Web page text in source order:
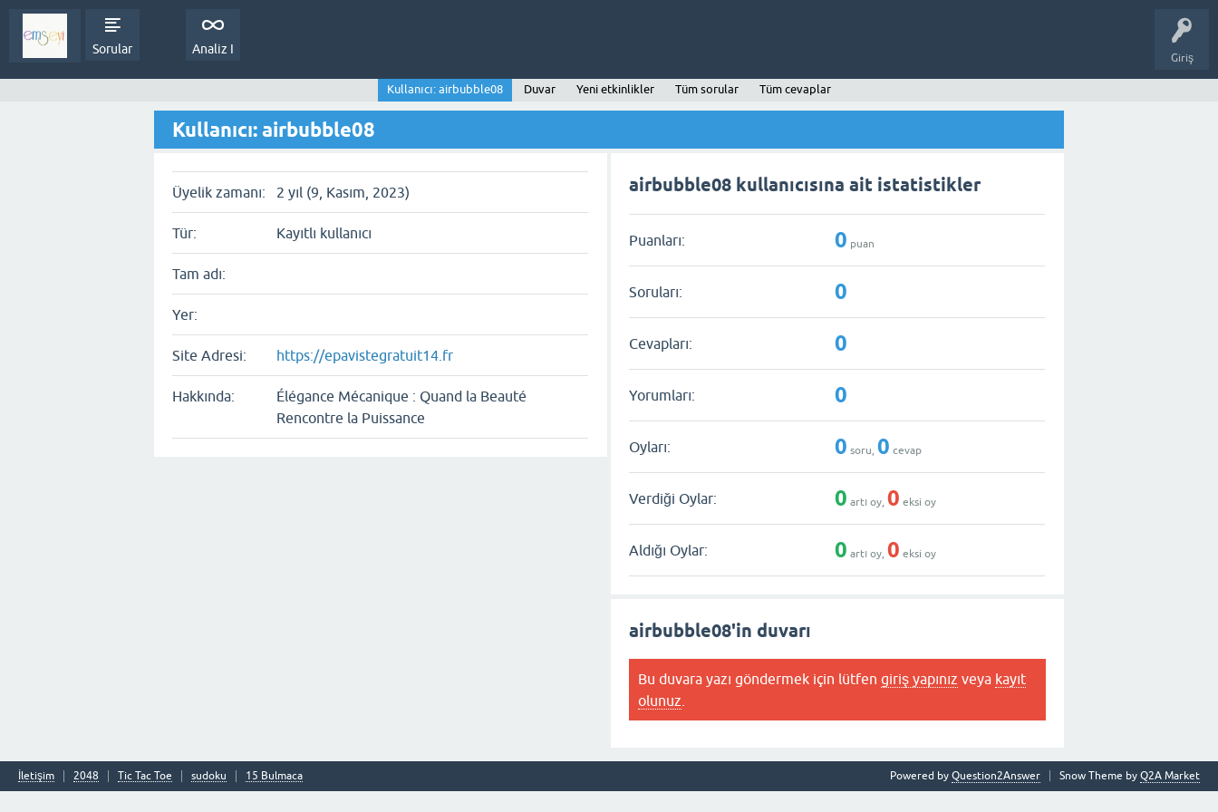
Giriş
Sorular Analiz I
Kullanıcı: airbubble08 Duvar Yeni etkinlikler Tüm sorular Tüm cevaplar
Kullanıcı: airbubble08
Üyelik zamanı: 2 yıl (9, Kasım, 2023)
Tür: Kayıtlı kullanıcı
Tam adı:
Yer:
Site Adresi: https://epavistegratuit14.fr
Hakkında:
Élégance Mécanique : Quand la Beauté
Rencontre la Puissance
airbubble08 kullanıcısına ait istatistikler
Puanları: 0 puan
Soruları: 0
Cevapları: 0
Yorumları: 0
Oyları: 0 soru,0 cevap
Verdiği Oylar: 0 artı oy,0 eksi oy
Aldığı Oylar: 0 artı oy,0 eksi oy
airbubble08'in duvarı
Bu duvara yazı göndermek için lütfengiriş yapınız veya kayıt
olunuz
İletişim 2048 Tic Tac Toe sudoku 15 Bulmaca Snow Theme by Q2A Market
Powered by Question2Answer